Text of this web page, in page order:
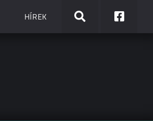
HÍREK